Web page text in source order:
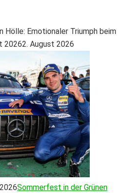
Hölle: Emotionaler Triumph beim
20262. August 2026
Sommerfest in der Grünen